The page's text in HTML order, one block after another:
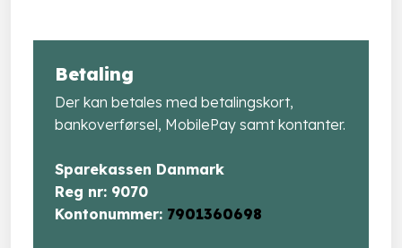
Betaling
Der kan betales med betalingskort,
bankoverførsel, MobilePay samt kontanter.
Sparekassen Danmark
​Reg nr: 9070
​Kontonummer: 7901360698